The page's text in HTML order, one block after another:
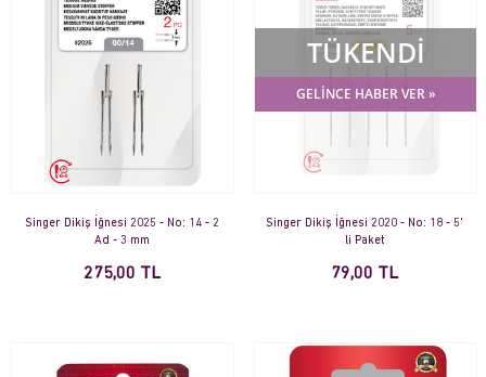
Singer Dikiş İğnesi 2025 - No: 14 - 2
Ad - 3 mm
275,00 TL
TÜKENDİ
GELİNCE HABER VER »
Singer Dikiş İğnesi 2020 - No: 18 - 5'
li Paket
79,00 TL